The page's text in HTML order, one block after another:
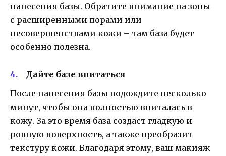
нанесения базы. Обратите внимание на зоны
с расширенными порами или
несовершенствами кожи – там база будет
особенно полезна.
Дайте базе впитаться
После нанесения базы подождите несколько
минут, чтобы она полностью впиталась в
кожу. За это время база создаст гладкую и
ровную поверхность, а также преобразит
текстуру кожи. Благодаря этому, ваш макияж